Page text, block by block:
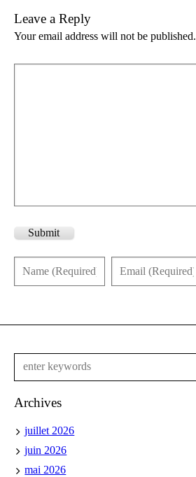
Leave a Reply
Your email address will not be published.
Submit
Archives
juillet 2026
juin 2026
mai 2026